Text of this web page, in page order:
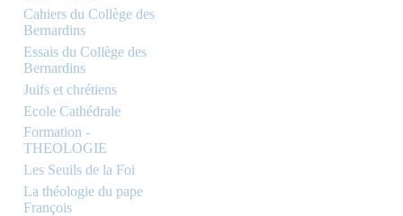
Cahiers du Collège des
Bernardins
Essais du Collège des
Bernardins
Juifs et chrétiens
Ecole Cathédrale
Formation -
THEOLOGIE
Les Seuils de la Foi
La théologie du pape
François